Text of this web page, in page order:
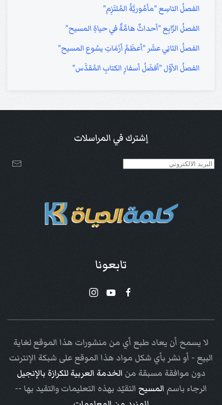
الفصلُ التاسِع "مأمُوريَّةُ المُلتَزِم"
الفصلُ الرَّابِع "أحداثٌ هامَّةٌ في حياةِ المسيح"
الفصلُ الثانِي عشَر "أعظَمُ أزَمَاتِ يسُوع المسيح"
الفصلُ الأوَّل "أفضَلُ أسفارِ الكتابِ المُقدَّس"
إشترك في المراسلات
تابعونا
لا يسمح أن يعاد طبع أي من منشورات هذا الموقع لغاية
البيع - أو نشر بأي شكل مواد هذا الموقع على شبكة الإنترنت
دون موافقة مسبقة من الخدمة العربية للكرازة بالإنجيل
الرجاء باسم المسيح التقيّد بهذه التعليمات والتقيد بها --